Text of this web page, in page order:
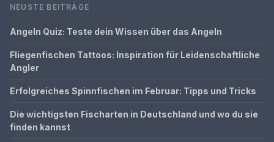
NEUSTE BEITRÄGE
Angeln Quiz: Teste dein Wissen über das Angeln
Fliegenfischen Tattoos: Inspiration für Leidenschaftliche
Angler
Erfolgreiches Spinnfischen im Februar: Tipps und Tricks
Die wichtigsten Fischarten in Deutschland und wo du sie
finden kannst